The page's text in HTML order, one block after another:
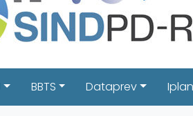
BBTS Dataprev